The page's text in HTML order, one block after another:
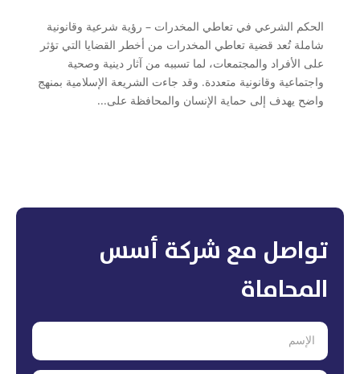
الحكم الشرعي في تعاطي المخدرات – رؤية شرعية وقانونية
شاملة تُعد قضية تعاطي المخدرات من أخطر القضايا التي تؤثر
على الأفراد والمجتمعات، لما تسببه من آثار دينية وصحية
واجتماعية وقانونية متعددة. وقد جاءت الشريعة الإسلامية بمنهج
واضح يهدف إلى حماية الإنسان والمحافظة على...
تواصل مع شركة أسس
المحاماة